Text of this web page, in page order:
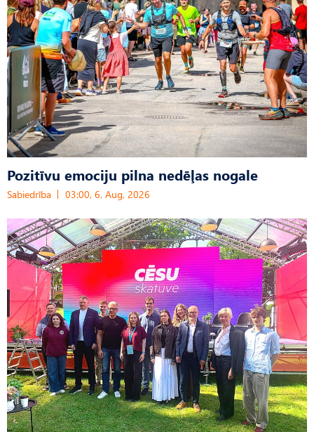
Pozitīvu emociju pilna nedēļas nogale
Sabiedrība 03:00, 6. Aug, 2026